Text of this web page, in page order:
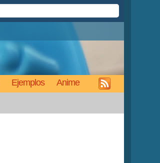
Ejemplos Anime